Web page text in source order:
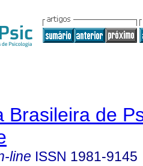
Brasileira de
line ISSN 1981-9145